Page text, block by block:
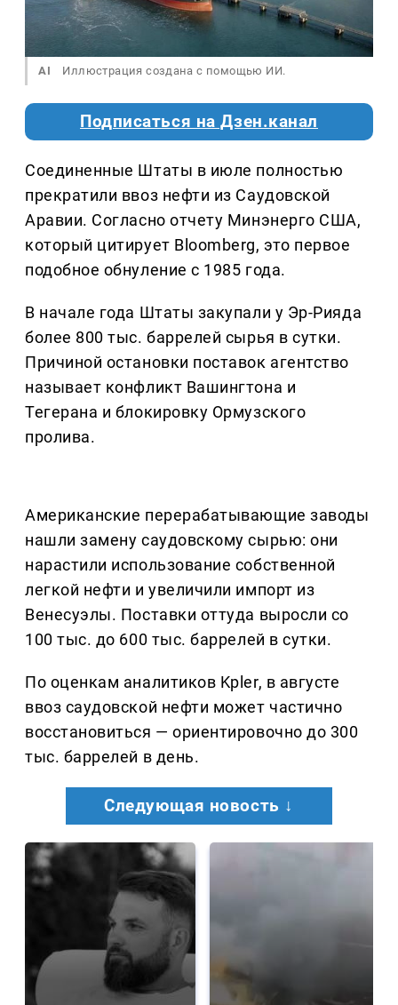
AI Иллюстрация создана с помощью ИИ.
Подписаться на Дзен.канал
Соединенные Штаты в июле полностью
прекратили ввоз нефти из Саудовской
Аравии. Согласно отчету Минэнерго США,
который цитирует Bloomberg, это первое
подобное обнуление с 1985 года.
В начале года Штаты закупали у Эр-Рияда
более 800 тыс. баррелей сырья в сутки.
Причиной остановки поставок агентство
называет конфликт Вашингтона и
Тегерана и блокировку Ормузского
пролива.
Американские перерабатывающие заводы
нашли замену саудовскому сырью: они
нарастили использование собственной
легкой нефти и увеличили импорт из
Венесуэлы. Поставки оттуда выросли со
100 тыс. до 600 тыс. баррелей в сутки.
По оценкам аналитиков Kpler, в августе
ввоз саудовской нефти может частично
восстановиться — ориентировочно до 300
тыс. баррелей в день.
Следующая новость ↓